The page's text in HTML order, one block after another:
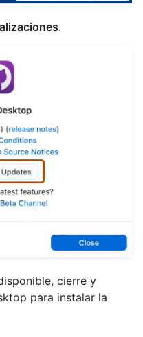
.
cierre y
para instalar la